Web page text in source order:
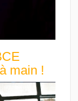
main !